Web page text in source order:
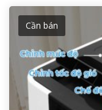
Cần bán